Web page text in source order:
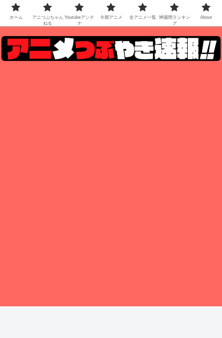
ホーム
アニつぶちゃん
ねる
Youtubeアンテ
ナ
今期アニメ 全アニメ一覧
🆕週間ランキン
グ
About